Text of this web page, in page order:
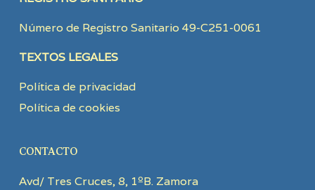
Número de Registro Sanitario 49-C251-0061
TEXTOS LEGALES
Política de privacidad
Política de cookies
CONTACTO
Avd/ Tres Cruces, 8, 1ºB. Zamora